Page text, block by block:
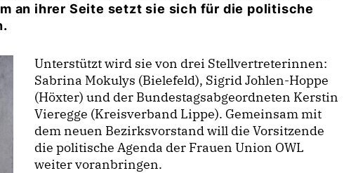
an ihrer Seite setzt sie sich für die politische
Unterstützt wird sie von drei Stellvertreterinnen:
Sabrina Mokulys (Bielefeld), Sigrid Johlen-Hoppe
(Höxter) und der Bundestagsabgeordneten Kerstin
Vieregge (Kreisverband Lippe). Gemeinsam mit
dem neuen Bezirksvorstand will die Vorsitzende
die politische Agenda der Frauen Union OWL
weiter voranbringen.